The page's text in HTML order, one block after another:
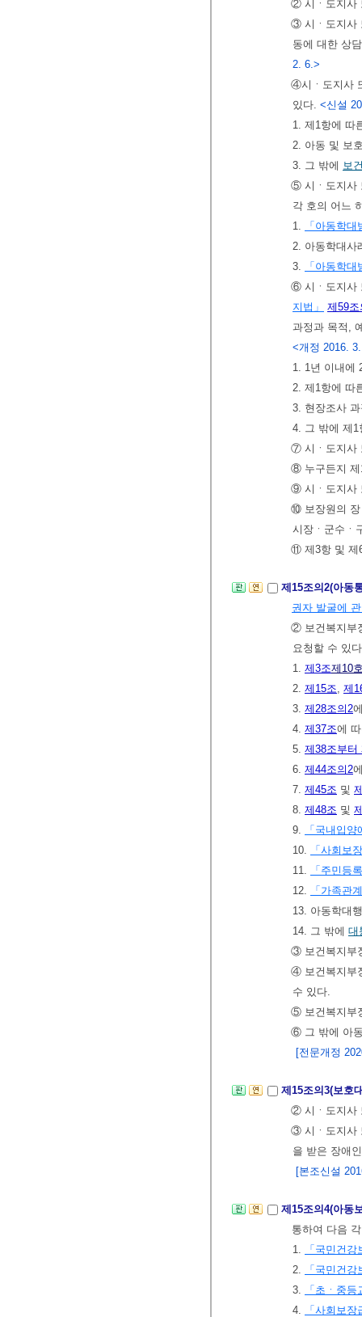
② 시ㆍ도지사
③ 시ㆍ도지사
동에 대한 상
2. 6.>
④시ㆍ도지사
있다. <신설
1. 제1항에 따
2. 아동 및 보
3. 그 밖에 보
⑤ 시ㆍ도지사
각 호의 어느
1.
「아동학
2. 아동학대사
3.
「아동학
⑥ 시ㆍ도지사
지법」
제59조
과정과 목적,
<개정 2016.
1. 1년 이내에
2. 제1항에 따
3. 현장조사
4. 그 밖에 제1
⑦ 시ㆍ도지사
⑧ 누구든지 제
⑨ 시ㆍ도지사
⑩ 보장원의
시장ㆍ군수ㆍ
⑪ 제3항 및 제
제15조의2(아동
권자 발굴에
② 보건복지부
요청할 수 있
1. 제3조제10
2. 제15조, 제
3. 제28조의2
4. 제37조에
5. 제38조부터
6. 제44조의2
7. 제45조 및
8. 제48조 및
9.
「국내입
10.
「사회보
11.
「주민등
12.
「가족관
13. 아동학대
14. 그 밖에 대
③ 보건복지부
④ 보건복지부
수 있다.
⑤ 보건복지부
⑥ 그 밖에 아
[전문개정
제15조의3(보호
② 시ㆍ도지사
③ 시ㆍ도지사
을 받은 장애
[본조신설
제15조의4(아동
통하여 다음
1.
「국민건
2.
「국민건
3.
「초ㆍ중
4.
「사회보